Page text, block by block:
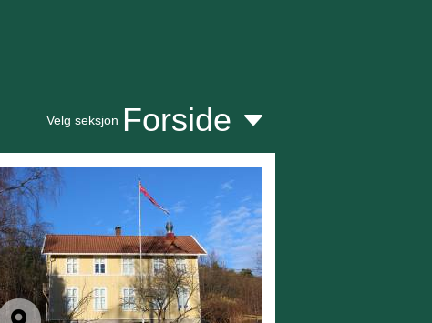
Velg seksjon Forside